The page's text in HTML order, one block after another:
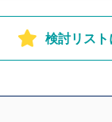
検討リス